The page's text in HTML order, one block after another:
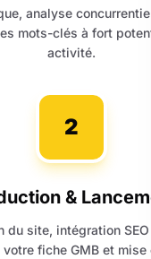
analyse
mots-clés à fort
activité.
2
&
du site, intégration SEO
fiche GMB et mise